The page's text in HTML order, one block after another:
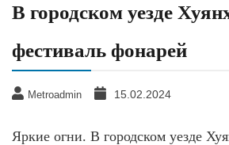
В городском уезде
фестиваль фонарей
Metroadmin 15.02.2024
Яркие огни. В городском уезде